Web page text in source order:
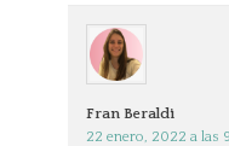
Fran Beraldi
22 enero, 2022 a las